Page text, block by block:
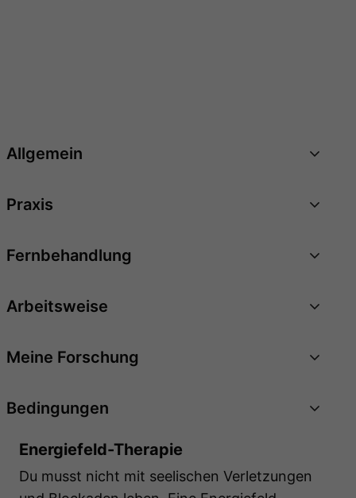
Allgemein
Praxis
Fernbehandlung
Arbeitsweise
Meine Forschung
Bedingungen
Energiefeld-Therapie
Du musst nicht mit seelischen Verletzungen